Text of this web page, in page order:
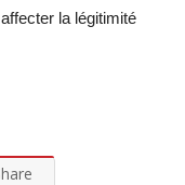
la légitimité